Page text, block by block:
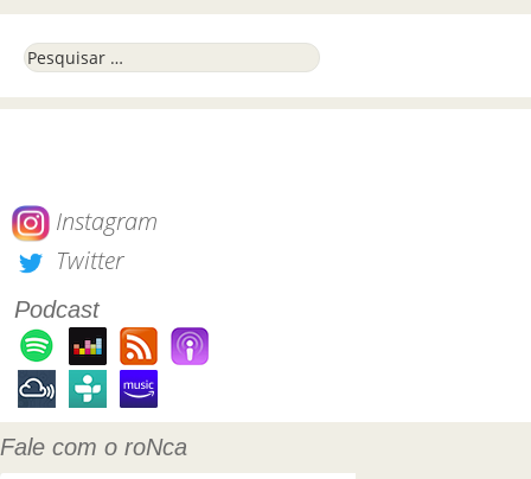
Pesquisar por:
Instagram
Twitter
Podcast
Fale com o roNca